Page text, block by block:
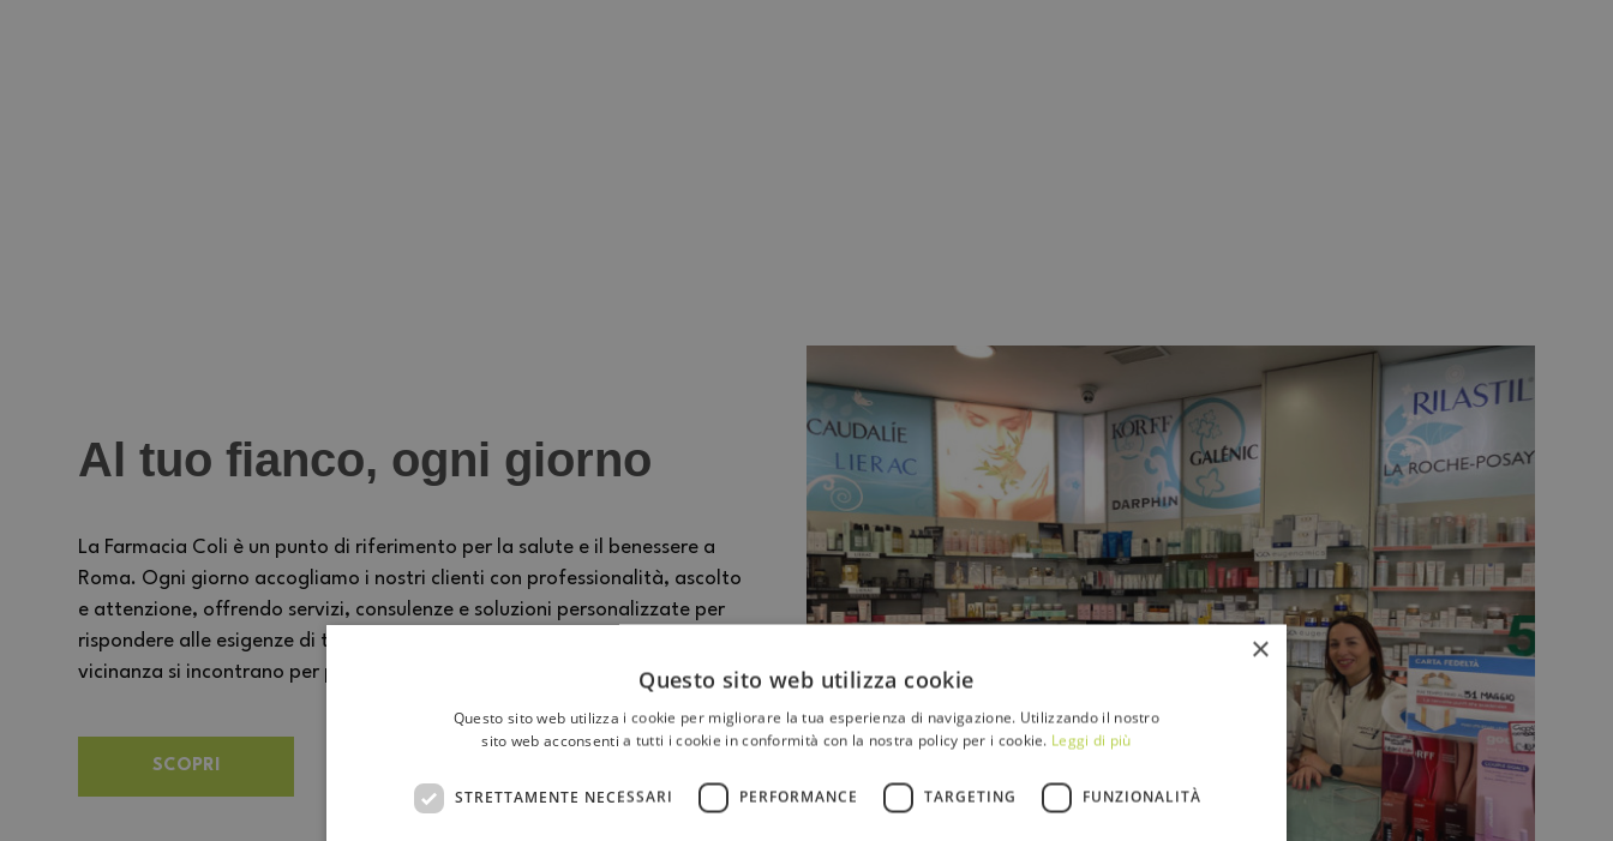
Al tuo fianco, ogni giorno
La Farmacia Coli è un punto di riferimento per la salute e il benessere a
Roma. Ogni giorno accogliamo i nostri clienti con professionalità, ascolto
e attenzione, offrendo servizi, consulenze e soluzioni personalizzate per
rispondere alle esigenze di tutta la famiglia. Un luogo dove competenza e
vicinanza si incontrano per prendersi cura delle persone.
SCOPRI
×
Questo sito web utilizza cookie
Questo sito web utilizza i cookie per migliorare la tua esperienza di navigazione. Utilizzando il nostro
sito web acconsenti a tutti i cookie in conformità con la nostra policy per i cookie. Leggi di più
STRETTAMENTE NECESSARI PERFORMANCE TARGETING FUNZIONALITÀ